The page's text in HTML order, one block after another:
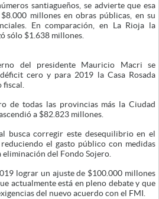
santiagueños, se advierte que esa
millones en obras públicas, en su
En comparación, en La Rioja la
sólo $1.638 millones.
del presidente Mauricio Macri se
cero y para 2019 la Casa Rosada
de todas las provincias más la Ciudad
a $82.823 millones.
busca corregir este desequilibrio en el
el gasto público con medidas
del Fondo Sojero.
lograr un ajuste de $100.000 millones
actualmente está en pleno debate y que
del nuevo acuerdo con el FMI.